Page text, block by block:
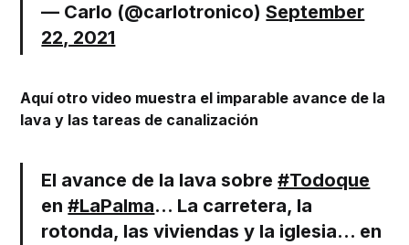
— Carlo (@carlotronico)September
22, 2021
Aquí otro video muestra el imparable avance de la
lava y las tareas de canalización
El avance de la lava sobre#Todoque
en#LaPalma… La carretera, la
rotonda, las viviendas y la iglesia… en